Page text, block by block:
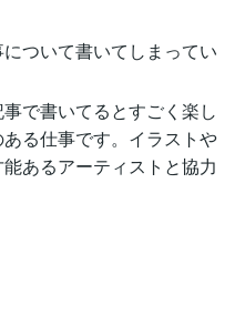
ついて書いてしまってい
で書いてるとすごく楽し
る仕事です。イラストや
あるアーティストと協力